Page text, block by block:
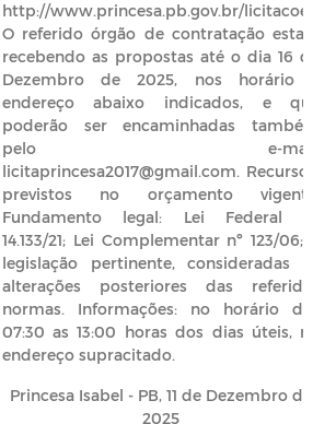
http://www.princesa.pb.gov.br/licitacoes.
O referido órgão de contratação estará
recebendo as propostas até o dia 16 de
Dezembro de 2025, nos horário e
endereço abaixo indicados, e que
poderão ser encaminhadas também
pelo e-mail:
licitaprincesa2017@gmail.com. Recursos:
previstos no orçamento vigente.
Fundamento legal: Lei Federal nº
14.133/21; Lei Complementar nº 123/06; e
legislação pertinente, consideradas as
alterações posteriores das referidas
normas. Informações: no horário das
07:30 as 13:00 horas dos dias úteis, no
endereço supracitado.
Princesa Isabel - PB, 11 de Dezembro de
2025